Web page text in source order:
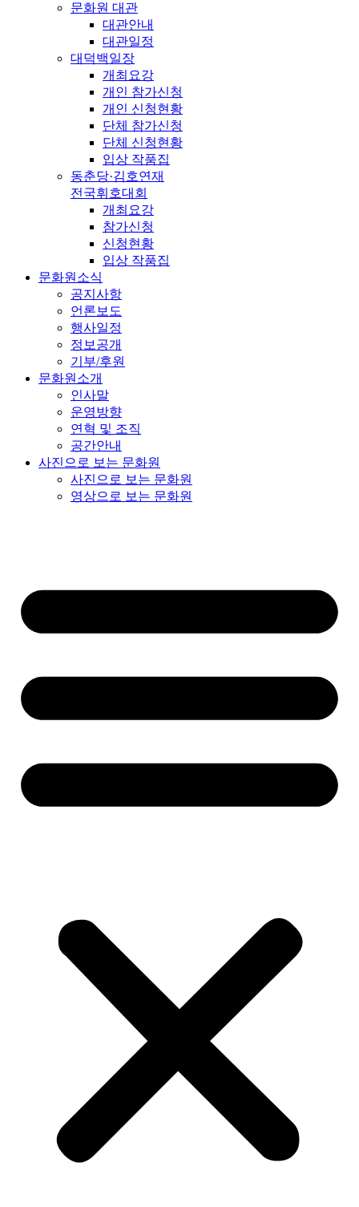
문화원 대관
대관안내
대관일정
대덕백일장
개최요강
개인 참가신청
개인 신청현황
단체 참가신청
단체 신청현황
입상 작품집
동춘당·김호연재
전국휘호대회
개최요강
참가신청
신청현황
입상 작품집
문화원소식
공지사항
언론보도
행사일정
정보공개
기부/후원
문화원소개
인사말
운영방향
연혁 및 조직
공간안내
사진으로 보는 문화원
사진으로 보는 문화원
영상으로 보는 문화원